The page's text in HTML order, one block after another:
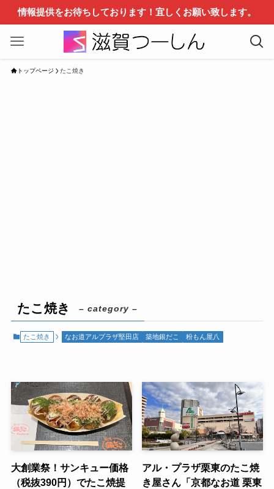
情報提供をお待ちしております！宜しくお願い致します。
トップページ たこ焼き
たこ焼き – category –
たこ焼き なお道アルプラザ堅田店 築地銀だこ 粉もん屋八
大創業祭！サンキュー価格
（税抜390円）でたこ焼提
アル・プラザ栗東のたこ焼
き屋さん「京都なお道 栗東